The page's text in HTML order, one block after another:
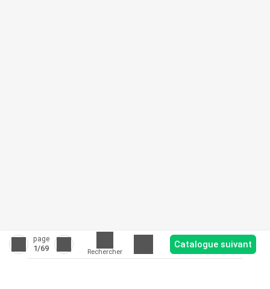
page
1/69 Rechercher
Catalogue suivant